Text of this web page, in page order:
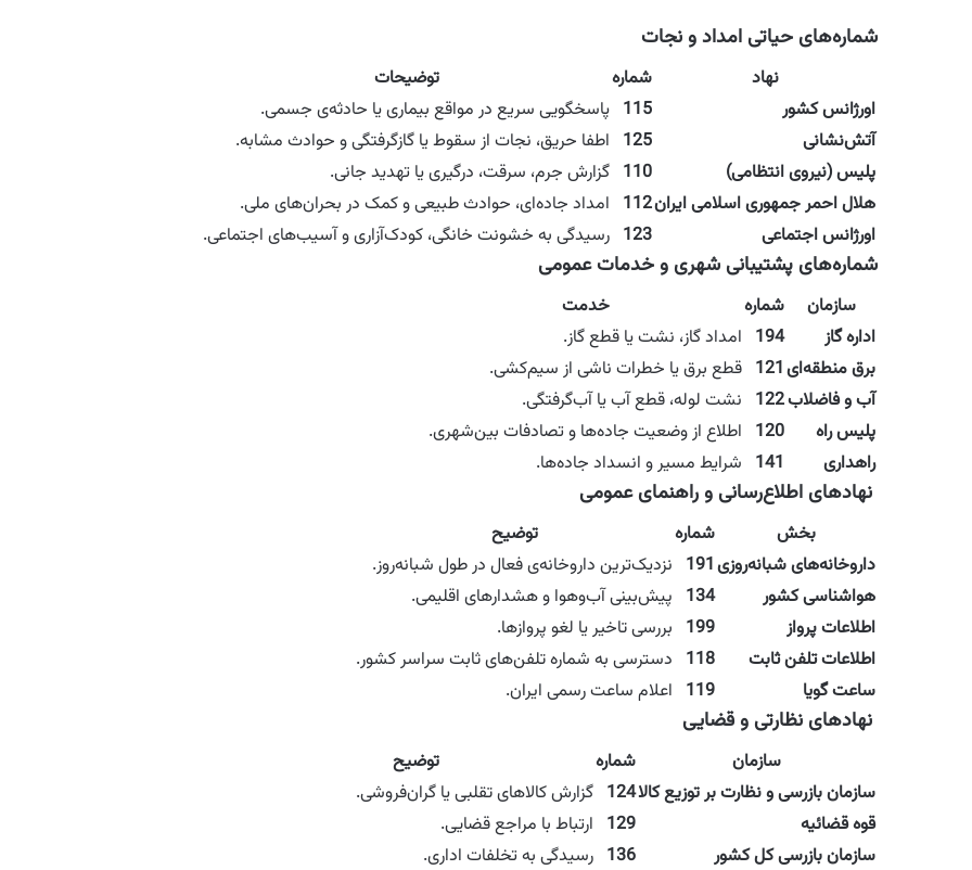
شماره‌های حیاتی امداد و نجات
نهاد شماره
توضیحات
اورژانس کشور
115 پاسخگویی سریع در مواقع بیماری یا حادثه‌ی جسمی.
آتش‌نشانی
125 اطفا حریق، نجات از سقوط یا گازگرفتگی و حوادث مشابه.
پلیس (نیروی انتظامی)
110 گزارش جرم، سرقت، درگیری یا تهدید جانی.
هلال احمر جمهوری اسلامی ایران112 امداد جاده‌ای، حوادث طبیعی و کمک در بحران‌های ملی.
اورژانس اجتماعی
123 رسیدگی به خشونت خانگی، کودک‌آزاری و آسیب‌های اجتماعی.
شماره‌های پشتیبانی شهری و خدمات عمومی
سازمان شماره
خدمت
اداره گاز
194 امداد گاز، نشت یا قطع گاز.
برق منطقه‌ای121 قطع برق یا خطرات ناشی از سیم‌کشی.
آب و فاضلاب122 نشت لوله، قطع آب یا آب‌گرفتگی.
پلیس راه
120 اطلاع از وضعیت جاده‌ها و تصادفات بین‌شهری.
راهداری
141 شرایط مسیر و انسداد جاده‌ها.
نهادهای اطلاع‌رسانی و راهنمای عمومی
بخش شماره
توضیح
داروخانه‌های شبانه‌روزی191 نزدیک‌ترین داروخانه‌ی فعال در طول شبانه‌روز.
هواشناسی کشور
134 پیش‌بینی آب‌وهوا و هشدارهای اقلیمی.
اطلاعات پرواز
199 بررسی تاخیر یا لغو پروازها.
اطلاعات تلفن ثابت
118 دسترسی به شماره تلفن‌های ثابت سراسر کشور.
ساعت گویا
119 اعلام ساعت رسمی ایران.
نهادهای نظارتی و قضایی
سازمان شماره
توضیح
سازمان بازرسی و نظارت بر توزیع کالا124 گزارش کالاهای تقلبی یا گران‌فروشی.
قوه قضائیه
129 ارتباط با مراجع قضایی.
سازمان بازرسی کل کشور
136 رسیدگی به تخلفات اداری.